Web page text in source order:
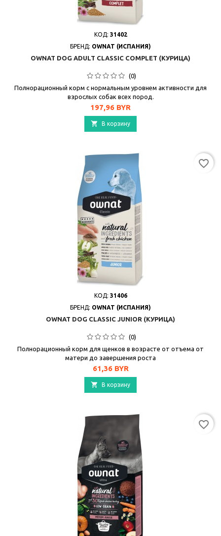
КОД: 31402
БРЕНД: OWNAT (ИСПАНИЯ)
OWNAT DOG ADULT CLASSIC COMPLET (КУРИЦА)
(0)
Полнорационный корм с нормальным уровнем активности для
взрослых собак всех пород.
Цена
197,96 BYR
 В корзину
КОД: 31406
БРЕНД: OWNAT (ИСПАНИЯ)
OWNAT DOG CLASSIC JUNIOR (КУРИЦА)
(0)
Полнорационный корм для щенков в возрасте от отъема от
матери до завершения роста
Цена
61,36 BYR
 В корзину
favorite_border
favorite_border